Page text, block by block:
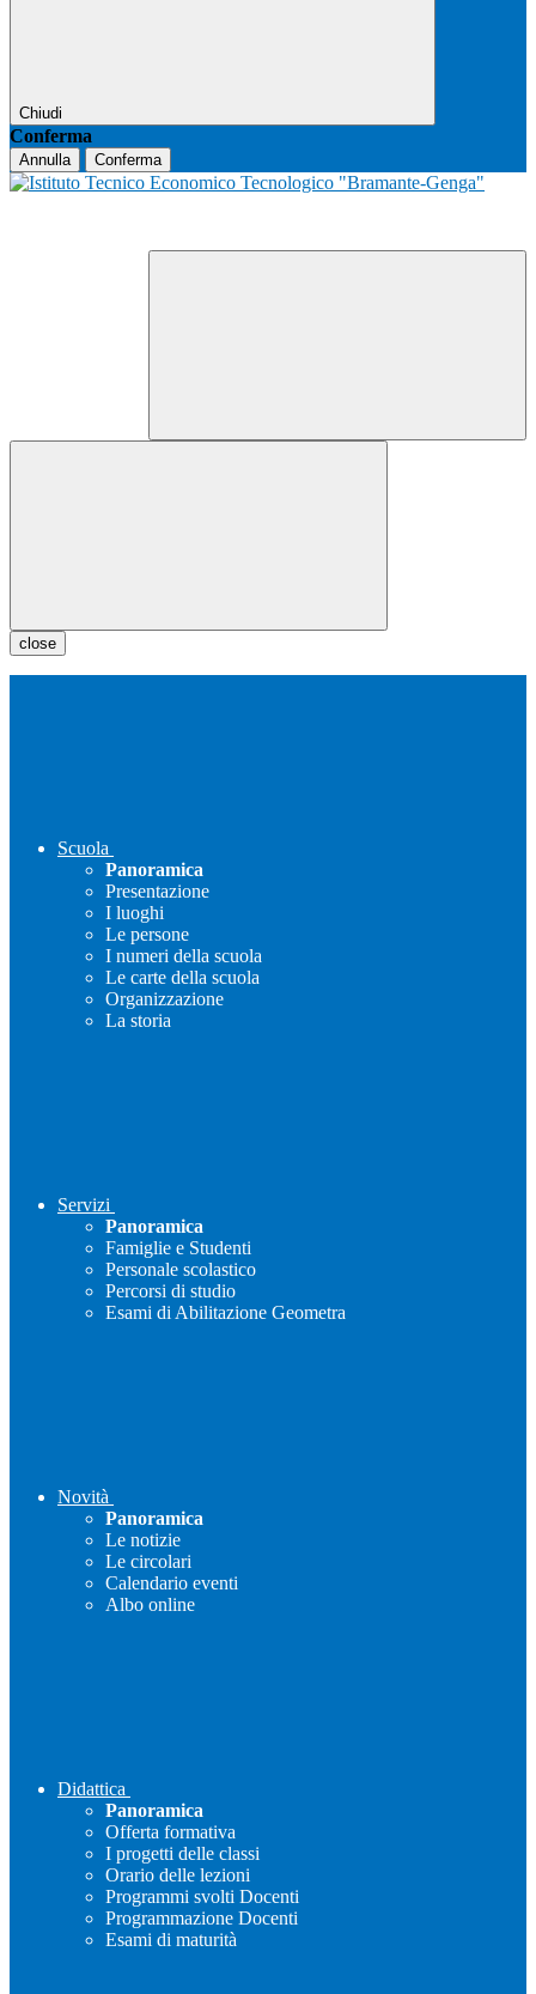
Chiudi
Conferma
Annulla Conferma
close
Scuola
Panoramica
Presentazione
I luoghi
Le persone
I numeri della scuola
Le carte della scuola
Organizzazione
La storia
Servizi
Panoramica
Famiglie e Studenti
Personale scolastico
Percorsi di studio
Esami di Abilitazione Geometra
Novità
Panoramica
Le notizie
Le circolari
Calendario eventi
Albo online
Didattica
Panoramica
Offerta formativa
I progetti delle classi
Orario delle lezioni
Programmi svolti Docenti
Programmazione Docenti
Esami di maturità